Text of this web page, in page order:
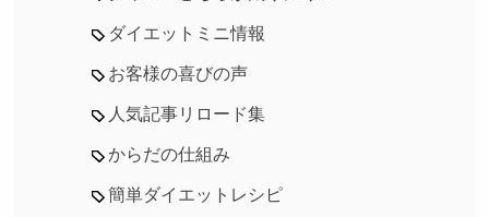
ダイエットミニ情報
お客様の喜びの声
人気記事リロード集
からだの仕組み
簡単ダイエットレシピ